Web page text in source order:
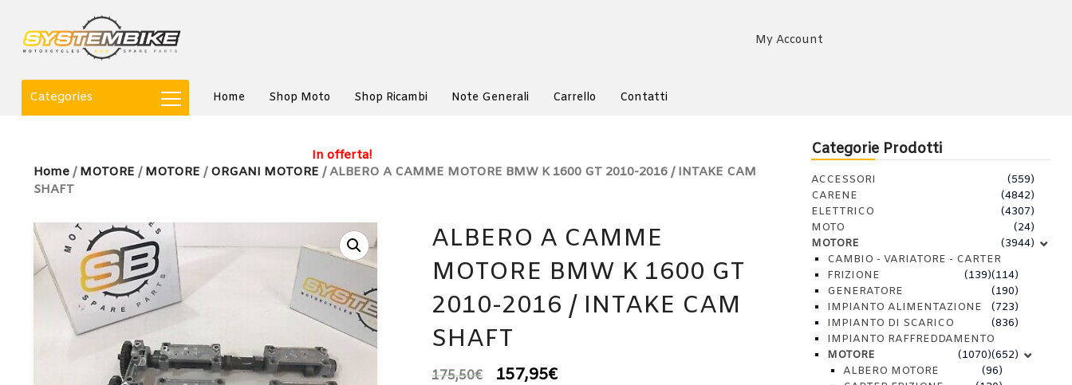
My Account
Categories Home Shop Moto Shop Ricambi Note Generali Carrello Contatti
Home / MOTORE / MOTORE / ORGANI MOTORE / ALBERO A CAMME MOTORE BMW K 1600 GT 2010-2016 / INTAKE CAM
SHAFT
In offerta!
ALBERO A CAMME
MOTORE BMW K 1600 GT
2010-2016 / INTAKE CAM
SHAFT
175,50€ 157,95€
Categorie Prodotti
ACCESSORI
(559)
CARENE
(4842)
ELETTRICO
(4307)
MOTO
(24)
MOTORE
(3944)
CAMBIO - VARIATORE - CARTER
(114)
FRIZIONE
(139)
GENERATORE
(190)
IMPIANTO ALIMENTAZIONE
(723)
IMPIANTO DI SCARICO
(836)
IMPIANTO RAFFREDDAMENTO
(652)
MOTORE
(1070)
ALBERO MOTORE
(96)